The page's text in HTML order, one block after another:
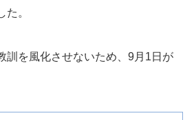
た。
訓を風化させないため、9月1日が